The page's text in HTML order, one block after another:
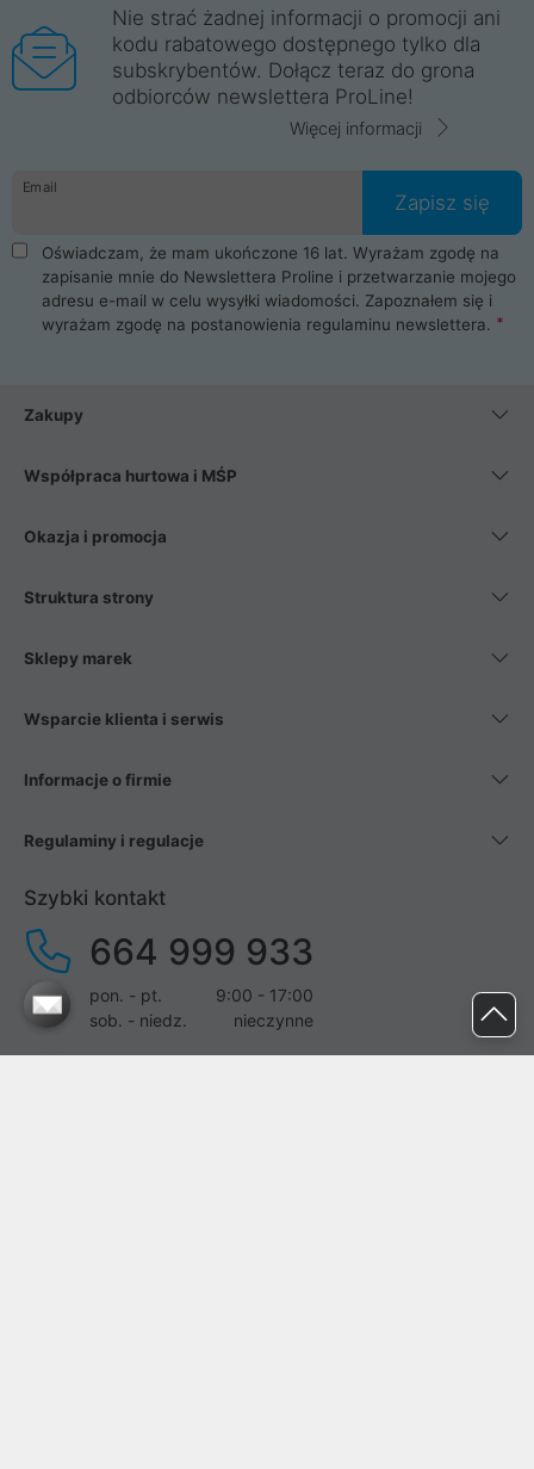
Nie strać żadnej informacji o promocji ani
kodu rabatowego dostępnego tylko dla
subskrybentów. Dołącz teraz do grona
odbiorców newslettera ProLine!
Więcej informacji
Email
Zapisz się
Oświadczam, że mam ukończone 16 lat. Wyrażam zgodę na
zapisanie mnie do Newslettera Proline i przetwarzanie mojego
adresu e-mail w celu wysyłki wiadomości. Zapoznałem się i
wyrażam zgodę na postanowienia regulaminu newslettera.
Zakupy
Współpraca hurtowa i MŚP
Okazja i promocja
Struktura strony
Sklepy marek
Wsparcie klienta i serwis
Informacje o firmie
Regulaminy i regulacje
Szybki kontakt
664 999 933
pon. - pt.
9:00 - 17:00
sob. - niedz.
nieczynne